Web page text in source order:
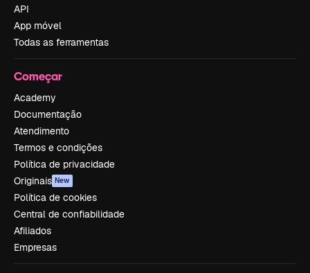
API
App móvel
Todas as ferramentas
Começar
Academy
Documentação
Atendimento
Termos e condições
Política de privacidade
Originais New
Política de cookies
Central de confiabilidade
Afiliados
Empresas